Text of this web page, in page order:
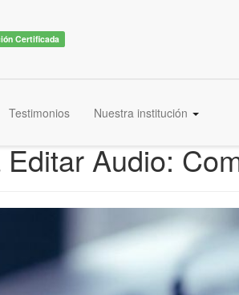
Certificada
Testimonios Nuestra institución
Audio: